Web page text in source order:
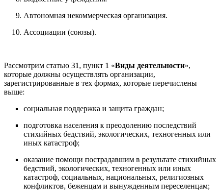
Автономная некоммерческая организация.
Ассоциации (союзы).
Рассмотрим статью 31, пункт 1 «Виды деятельности»,
которые должны осуществлять организации,
зарегистрированные в тех формах, которые перечислены
выше:
социальная поддержка и защита граждан;
подготовка населения к преодолению последствий
стихийных бедствий, экологических, техногенных или
иных катастроф;
оказание помощи пострадавшим в результате стихийных
бедствий, экологических, техногенных или иных
катастроф, социальных, национальных, религиозных
конфликтов, беженцам и вынужденным переселенцам;